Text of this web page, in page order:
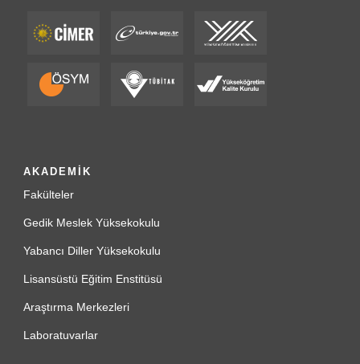
AKADEMİK
Fakülteler
Gedik Meslek Yüksekokulu
Yabancı Diller Yüksekokulu
Lisansüstü Eğitim Enstitüsü
Araştırma Merkezleri
Laboratuvarlar